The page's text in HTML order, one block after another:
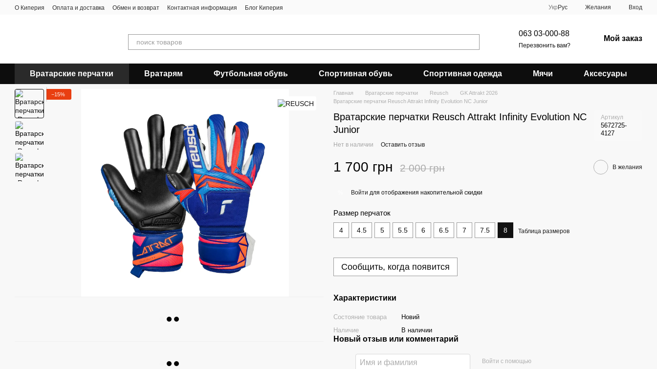
Перейти к основному контенту
О Киперия Оплата и доставка Обмен и возврат Контактная информация Блог Киперия Укр Рус Желания Вход
063 03-000-88
Перезвонить вам?
Мой заказ
Вратарские перчатки Вратарям Футбольная обувь Спортивная обувь Спортивная одежда Мячи Аксесуары
−15% Главная Вратарские перчатки Reusch
GK Attrakt 2026
Вратарские перчатки Reusch Attrakt Infinity Evolution NC Junior
Вратарские перчатки Reusch Attrakt Infinity Evolution NC
Junior
Артикул
5672725-
4127
Нет в наличии Оставить отзыв
1 700 грн 2 000 грн В желания
Войти для отображения накопительной скидки
Размер перчаток
4 4.5 5 5.5 6 6.5 7 7.5 8 Таблица размеров
Сообщить, когда появится
Характеристики
Состояние товара
Новий
Наличие
В наличии
Новый отзыв или комментарий
Войти с помощью